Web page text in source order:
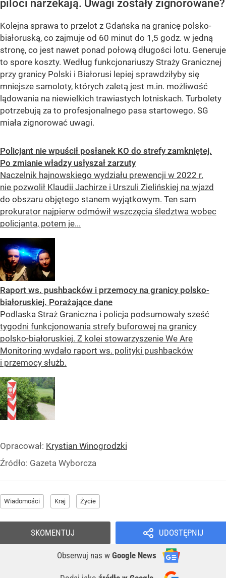
piloci narzekają. Uwagi zostały zignorowane?
Kolejna sprawa to przelot z Gdańska na granicę polsko-
białoruską, co zajmuje od 60 minut do 1,5 godz. w jedną
stronę, co jest nawet ponad połową długości lotu. Generuje
to spore koszty. Według funkcjonariuszy Straży Granicznej
przy granicy Polski i Białorusi lepiej sprawdziłyby się
mniejsze samoloty, których zaletą jest m.in. możliwość
lądowania na niewielkich trawiastych lotniskach. Turbolety
potrzebują za to profesjonalnego pasa startowego. SG
miała zignorować uwagi.
Policjant nie wpuścił posłanek KO do strefy zamkniętej.
Po zmianie władzy usłyszał zarzuty
Naczelnik hajnowskiego wydziału prewencji w 2022 r.
nie pozwolił Klaudii Jachirze i Urszuli Zielińskiej na wjazd
do obszaru objętego stanem wyjątkowym. Ten sam
prokurator najpierw odmówił wszczęcia śledztwa wobec
policjanta, potem je...
Raport ws. pushbacków i przemocy na granicy polsko-
białoruskiej. Porażające dane
Podlaska Straż Graniczna i policja podsumowały sześć
tygodni funkcjonowania strefy buforowej na granicy
polsko-białoruskiej. Z kolei stowarzyszenie We Are
Monitoring wydało raport ws. polityki pushbacków
i przemocy służb.
Opracował: Krystian Winogrodzki
Źródło: Gazeta Wyborcza
Wiadomości Kraj Życie
UDOSTĘPNIJ
Obserwuj nas w Google News
SKOMENTUJ